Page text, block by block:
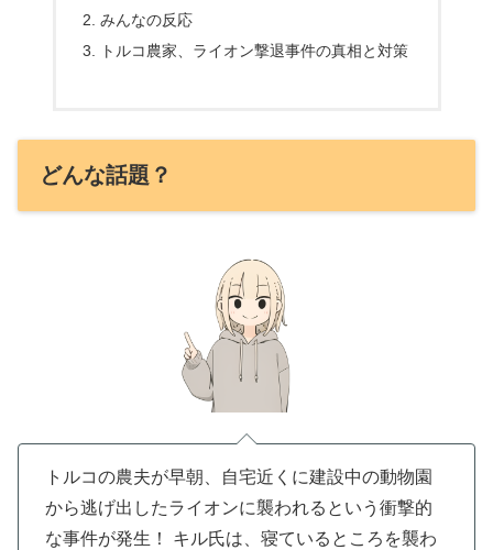
みんなの反応
トルコ農家、ライオン撃退事件の真相と対策
どんな話題？
トルコの農夫が早朝、自宅近くに建設中の動物園
から逃げ出したライオンに襲われるという衝撃的
な事件が発生！ キル氏は、寝ているところを襲わ